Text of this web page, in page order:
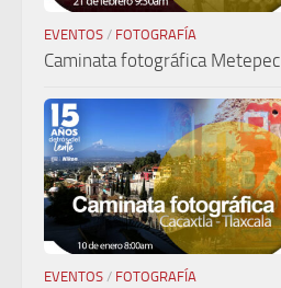
EVENTOS / FOTOGRAFÍA
Caminata fotográfica Metepec
EVENTOS / FOTOGRAFÍA